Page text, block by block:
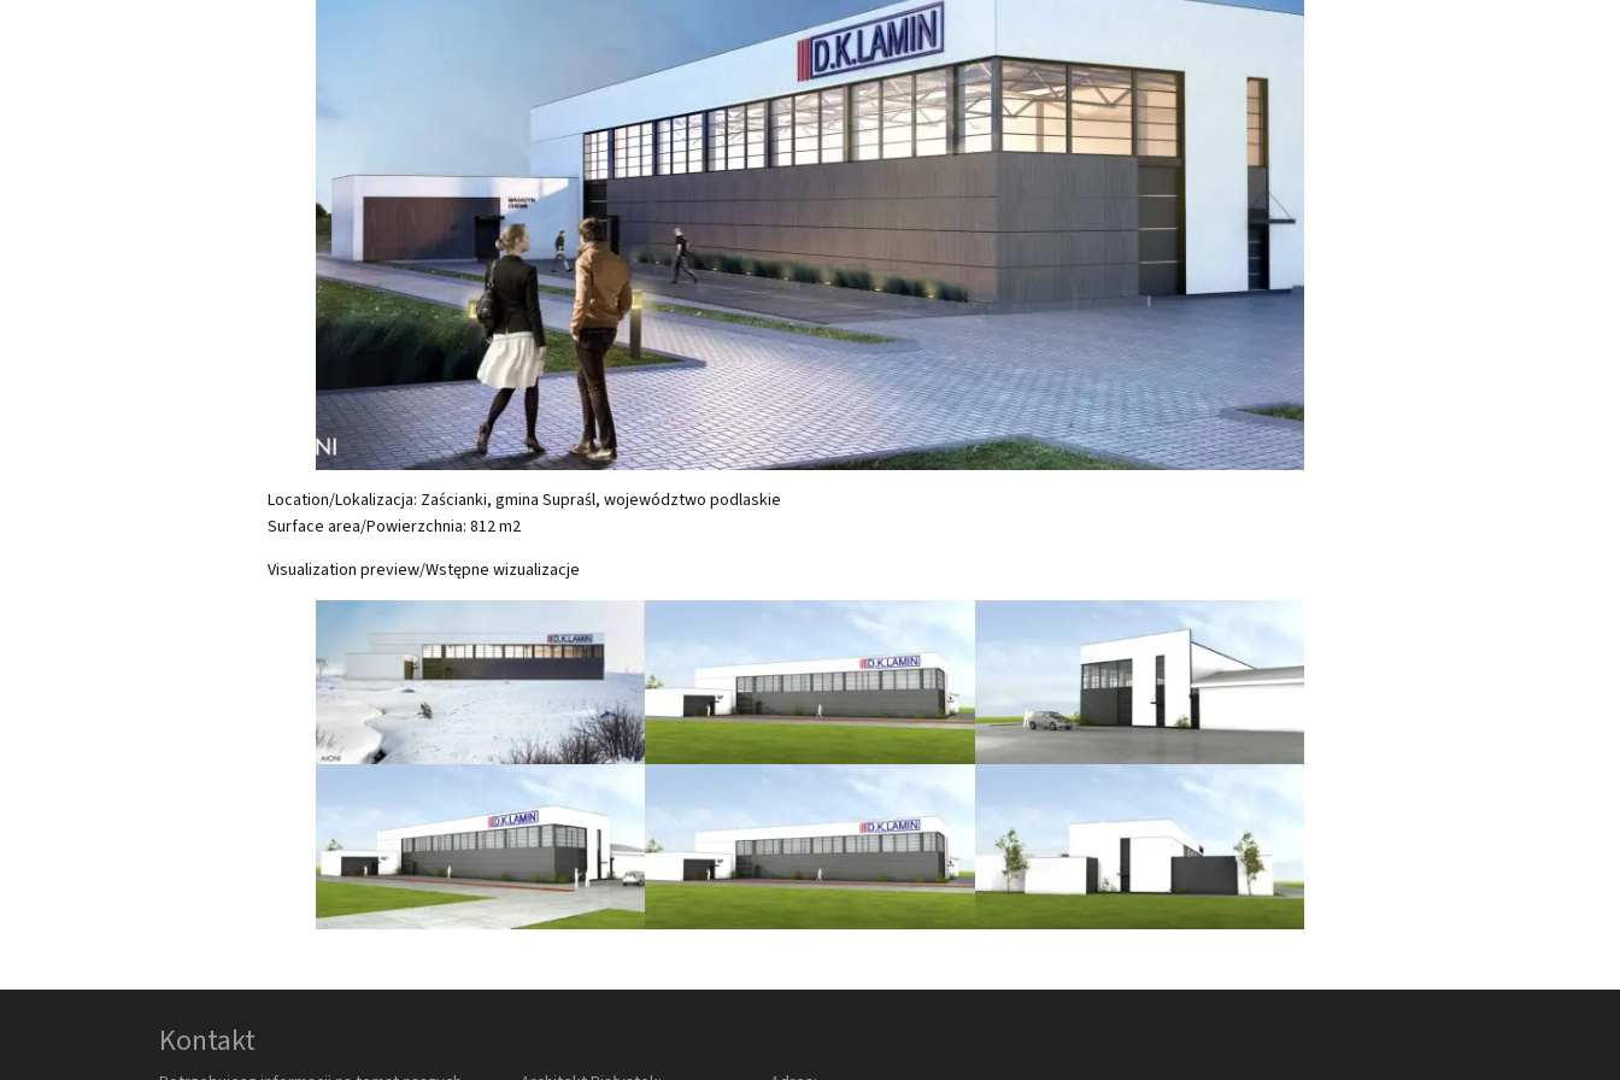
Location/Lokalizacja: Zaścianki, gmina Supraśl, województwo podlaskie
Surface area/Powierzchnia: 812 m2
Visualization preview/Wstępne wizualizacje
Kontakt